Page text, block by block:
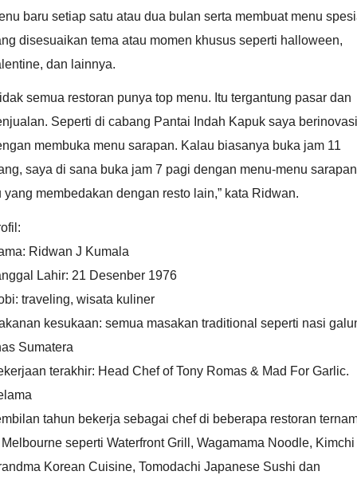
baru setiap satu atau dua bulan serta membuat menu
disesuaikan tema atau momen khusus seperti halloween,
dan lainnya.
semua restoran punya top menu. Itu tergantung pasar dan
Seperti di cabang Pantai Indah Kapuk saya berinovasi
membuka menu sarapan. Kalau biasanya buka jam 11
saya di sana buka jam 7 pagi dengan menu-menu
yang membedakan dengan resto lain,” kata Ridwan.
Ridwan J Kumala
Lahir: 21 Desenber 1976
traveling, wisata kuliner
kesukaan: semua masakan traditional seperti nasi
Sumatera
terakhir: Head Chef of Tony Romas & Mad For Garlic.
tahun bekerja sebagai chef di beberapa restoran
seperti Waterfront Grill, Wagamama Noodle, Kimchi
Korean Cuisine, Tomodachi Japanese Sushi dan